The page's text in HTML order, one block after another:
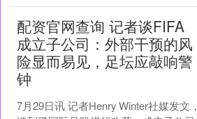
配资官网查询 记者谈FIFA
成立子公司：外部干预的风
险显而易见，足坛应敲响警
钟
7月29日讯 记者Henry Winter社媒发文，